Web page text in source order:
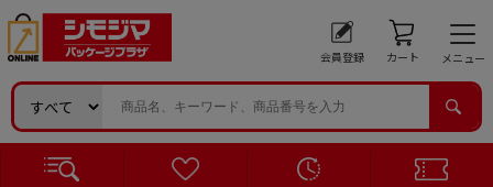
会員登録 カート メニュー